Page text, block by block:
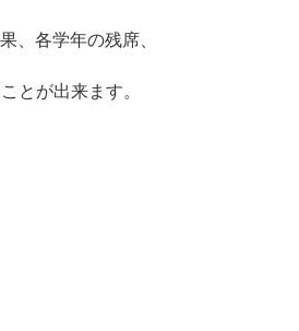
、各学年の残席、
とが出来ます。